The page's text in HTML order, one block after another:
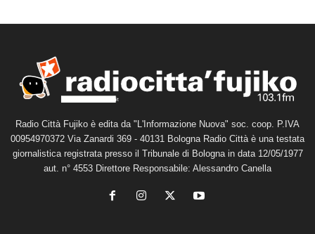
Radio Città Fujiko è edita da "L'Informazione Nuova" soc. coop. P.IVA
00954970372 Via Zanardi 369 - 40131 Bologna Radio Città è una testata
giornalistica registrata presso il Tribunale di Bologna in data 12/05/1977
aut. n° 4553 Direttore Responsabile: Alessandro Canella